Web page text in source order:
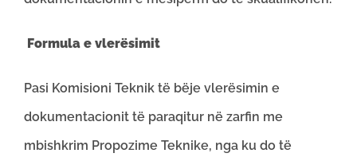
Formula e vlerësimit
Pasi Komisioni Teknik të bëje vlerësimin e
dokumentacionit të paraqitur në zarfin me
mbishkrim Propozime Teknike, nga ku do të